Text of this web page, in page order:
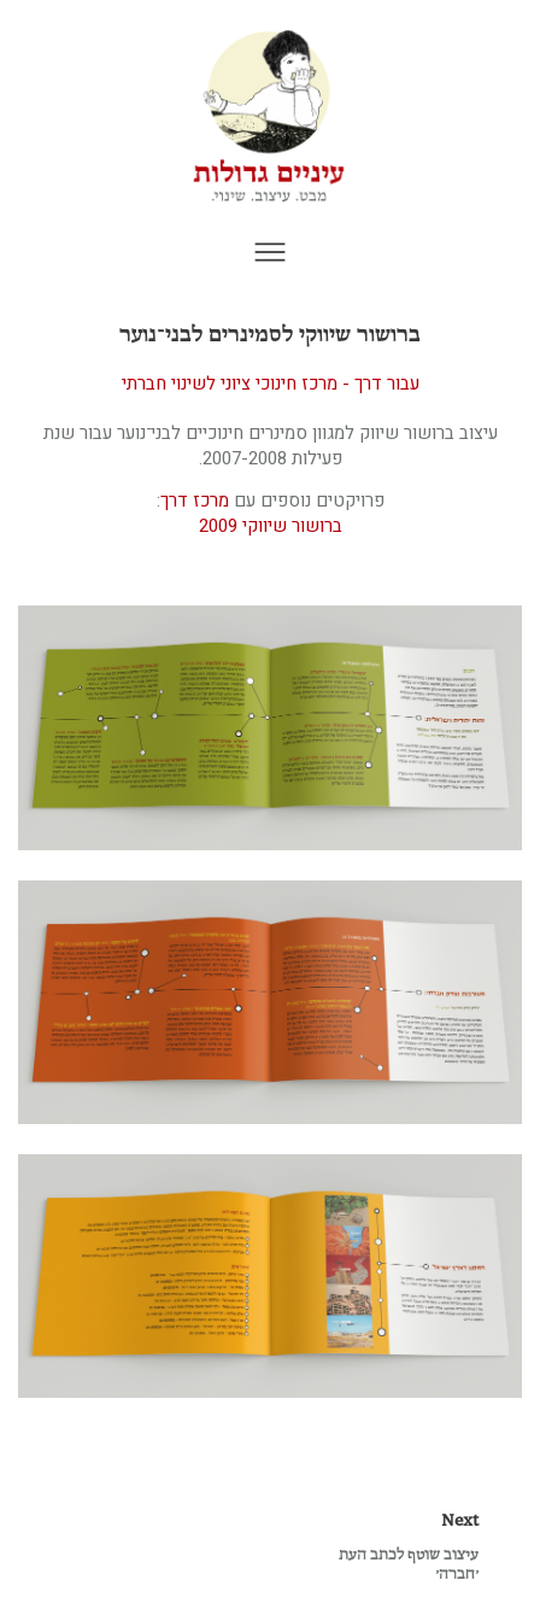
ברושור שיווקי לסמינרים לבני־נוער
עבור דרך - מרכז חינוכי ציוני לשינוי חברתי
עיצוב ברושור שיווק למגוון סמינרים חינוכיים לבני־נוער עבור שנת
פעילות 2007-2008.
פרויקטים נוספים עםמרכז דרך:
ברושור שיווקי 2009
Next
עיצוב שוטף לכתב העת
׳חברה׳